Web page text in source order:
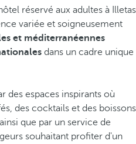
réservé aux adultes à Illetas
variée et soigneusement
et méditerranéennes
dans un cadre unique
des espaces inspirants où
des cocktails et des boissons
que par un service de
souhaitant profiter d'un